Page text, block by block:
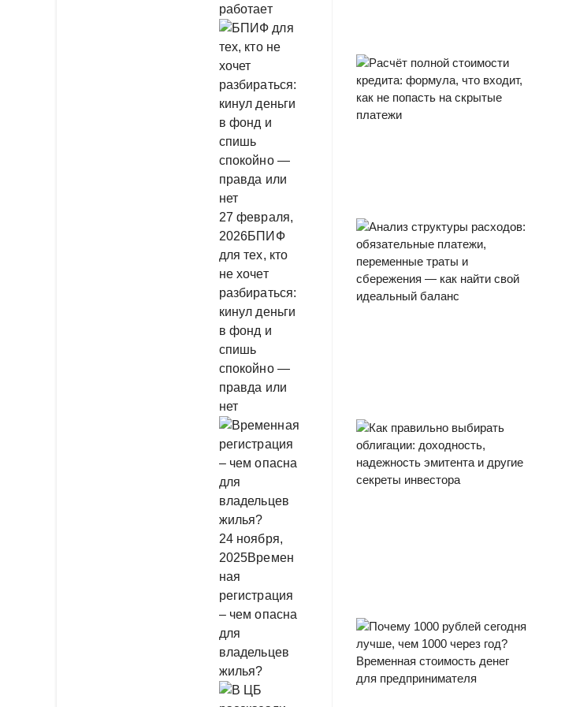
работает
27 февраля,
2026БПИФ
для тех, кто
не хочет
разбираться:
кинул деньги
в фонд и
спишь
спокойно —
правда или
нет
24 ноября,
2025Времен
ная
регистрация
– чем опасна
для
владельцев
жилья?